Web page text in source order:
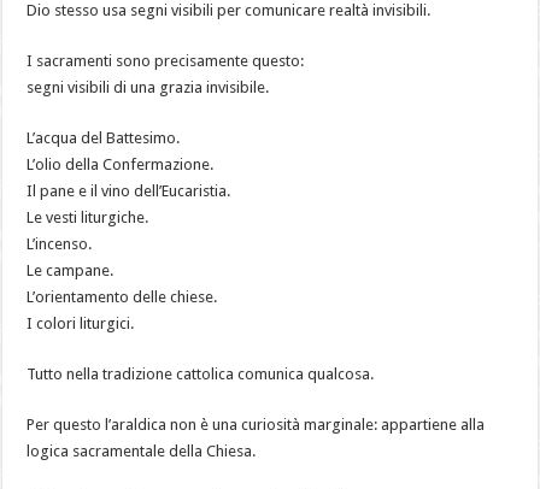
Dio stesso usa segni visibili per comunicare realtà invisibili.
I sacramenti sono precisamente questo:
segni visibili di una grazia invisibile.
L’acqua del Battesimo.
L’olio della Confermazione.
Il pane e il vino dell’Eucaristia.
Le vesti liturgiche.
L’incenso.
Le campane.
L’orientamento delle chiese.
I colori liturgici.
Tutto nella tradizione cattolica comunica qualcosa.
Per questo l’araldica non è una curiosità marginale: appartiene alla
logica sacramentale della Chiesa.